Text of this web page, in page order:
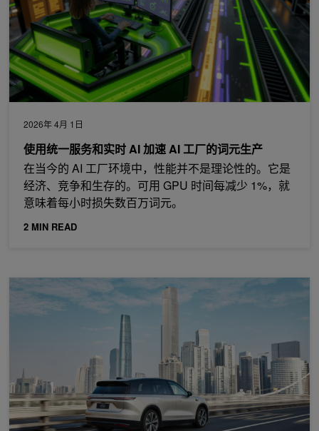
2026年 4月 1日
使用统一服务和实时 AI 加速 AI 工厂的词元生产
在当今的 AI 工厂环境中，性能并不是理论性的。它是
经济、竞争和生存的。可用 GPU 时间每减少 1%，就
意味着每小时损失数百万词元。
2 MIN READ
使用张量并行技术进行自动驾驶感知模型训练